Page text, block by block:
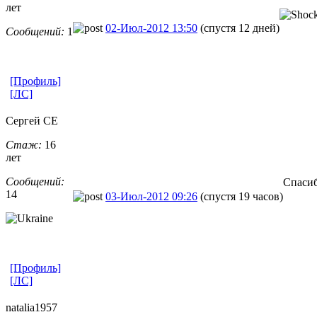
лет
Сообщений: 1 02-Июл-2012 13:50 (спустя 12 дней)
[Профиль]
[ЛС]
Сергей CE
Стаж: 16
лет
Сообщений:
14
03-Июл-2012 09:26 (спустя 19 часов)
[Профиль]
[ЛС]
natalia1957